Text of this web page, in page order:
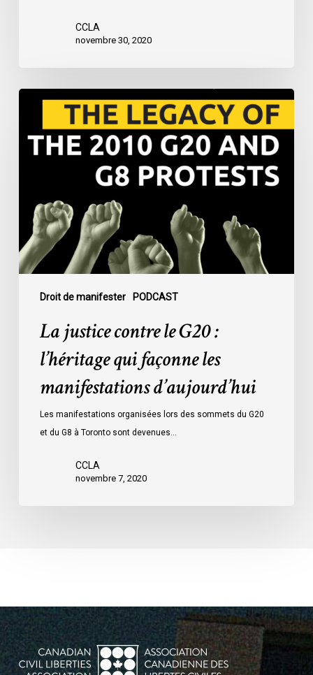
CCLA
novembre 30, 2020
Droit de manifester PODCAST
contre
l’héritage
façonne
les
manifestations
d’aujourd’hui
La justice contre le G20 :
l’héritage qui façonne les
manifestations d’aujourd’hui
Les manifestations organisées lors des sommets du G20
et du G8 à Toronto sont devenues…
CCLA
novembre 7, 2020